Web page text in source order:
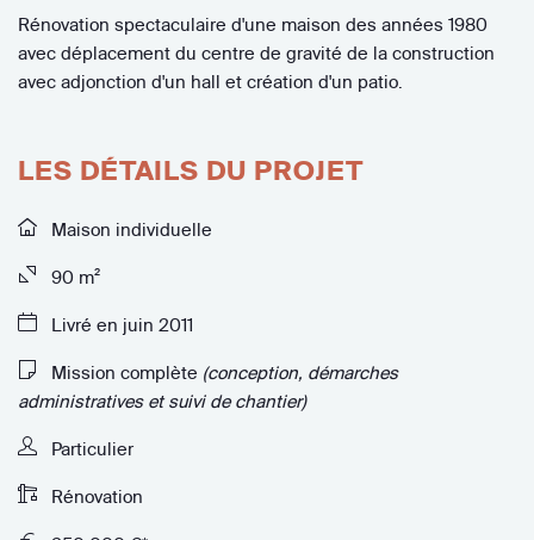
Rénovation spectaculaire d'une maison des années 1980
avec déplacement du centre de gravité de la construction
avec adjonction d'un hall et création d'un patio.
LES DÉTAILS DU PROJET
Maison individuelle
90 m²
Livré en juin 2011
Mission complète (conception, démarches
administratives et suivi de chantier)
Particulier
Rénovation